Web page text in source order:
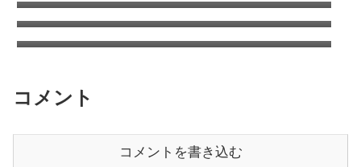
換 | キャンピングカーの乗り心地を改善する
方法
太平洋フェリーで酒飲みが安く美味しく過ご
す方法
コメント
コメントを書き込む